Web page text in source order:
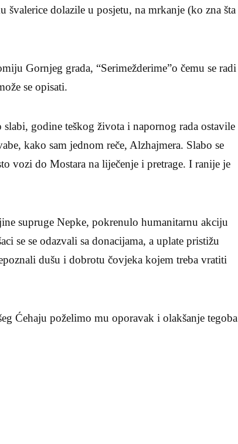
dolazile u posjetu, na mrkanje (ko zna šta
Gornjeg grada, “Serimežderime”o čemu se radi
se opisati.
godine teškog života i napornog rada ostavile
kako sam jednom reče, Alzhajmera. Slabo se
vozi do Mostara na liječenje i pretrage. I ranije je
supruge Nepke, pokrenulo humanitarnu akciju
se se odazvali sa donacijama, a uplate pristižu
dušu i dobrotu čovjeka kojem treba vratiti
Ćehaju poželimo mu oporavak i olakšanje tegoba